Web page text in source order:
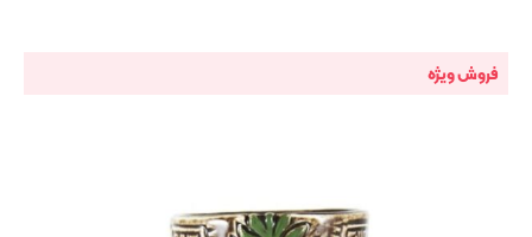
فروش ویژه